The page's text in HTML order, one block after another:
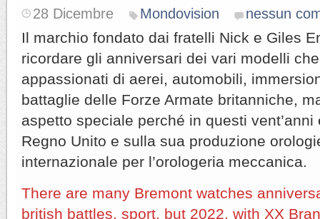
28 Dicembre Mondovision nessun
Il marchio fondato dai fratelli Nick e Giles
ricordare gli anniversari dei vari modelli
appassionati di aerei, automobili,
battaglie delle Forze Armate britanniche,
aspetto speciale perché in questi
Regno Unito e sulla sua produzione
internazionale per l’orologeria meccanica.
There are many Bremont watches
british battles, sport, but 2022, with XX